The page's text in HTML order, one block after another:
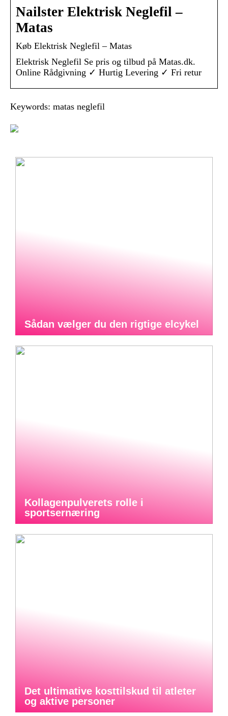
Nailster Elektrisk Neglefil –
Matas
Køb Elektrisk Neglefil – Matas
Elektrisk Neglefil Se pris og tilbud på Matas.dk.
Online Rådgivning ✓ Hurtig Levering ✓ Fri retur
Keywords: matas neglefil
Sådan vælger du den rigtige elcykel
Kollagenpulverets rolle i
sportsernæring
Det ultimative kosttilskud til atleter
og aktive personer